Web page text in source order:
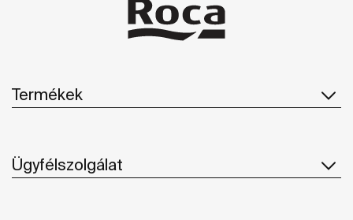
Termékek
Ügyfélszolgálat